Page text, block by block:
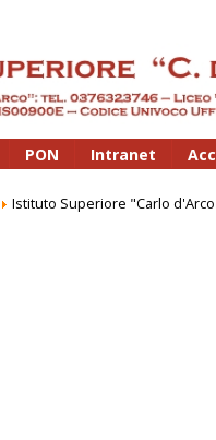
PON Intranet
Istituto Superiore "Carlo